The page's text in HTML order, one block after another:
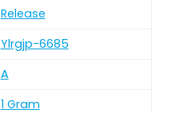
‎Release
‎Ylrgjp-6685
‎A
‎1 Gram